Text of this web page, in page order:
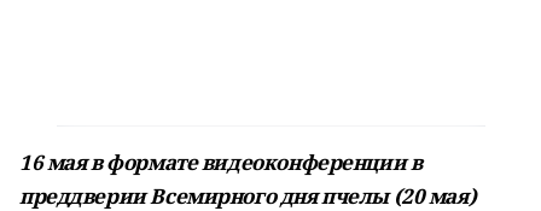
16 мая в формате видеоконференции в
преддверии Всемирного дня пчелы (20 мая)